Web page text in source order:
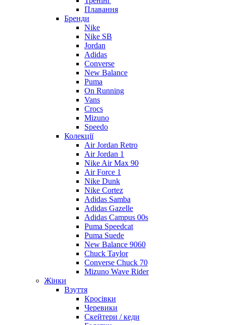
Плавання
Бренди
Nike
Nike SB
Jordan
Adidas
Converse
New Balance
Puma
On Running
Vans
Crocs
Mizuno
Speedo
Колекції
Air Jordan Retro
Air Jordan 1
Nike Air Max 90
Air Force 1
Nike Dunk
Nike Cortez
Adidas Samba
Adidas Gazelle
Adidas Campus 00s
Puma Speedcat
Puma Suede
New Balance 9060
Chuck Taylor
Converse Chuck 70
Mizuno Wave Rider
Жінки
Взуття
Кросівки
Черевики
Скейтери / кеди